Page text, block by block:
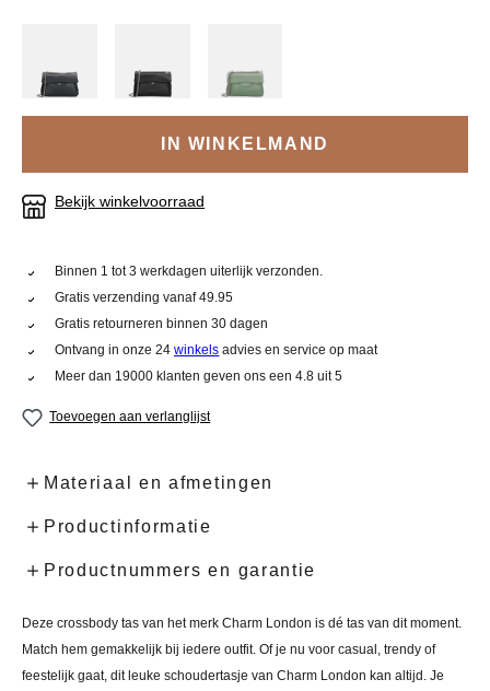
IN WINKELMAND
Bekijk winkelvoorraad
Binnen 1 tot 3 werkdagen uiterlijk verzonden.
Gratis verzending vanaf 49.95
Gratis retourneren binnen 30 dagen
Ontvang in onze 24winkels advies en service op maat
Meer dan 19000 klanten geven ons een 4.8 uit 5
Toevoegen aan verlanglijst
Materiaal en afmetingen
Productinformatie
Productnummers en garantie
Deze crossbody tas van het merk Charm London is dé tas van dit moment.
Match hem gemakkelijk bij iedere outfit. Of je nu voor casual, trendy of
feestelijk gaat, dit leuke schoudertasje van Charm London kan altijd. Je